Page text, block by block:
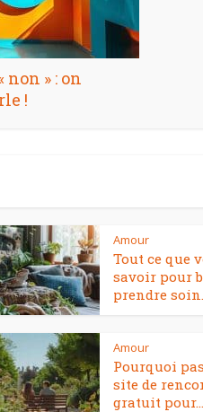
» : on
!
Amour
Tout ce que
savoir pour
prendre
Amour
Pourquoi
site de
gratuit pour...